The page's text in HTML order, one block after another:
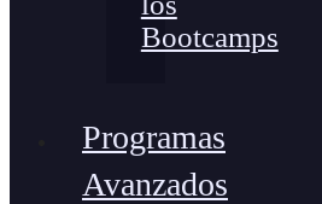
Bootcamps
Programas
Avanzados